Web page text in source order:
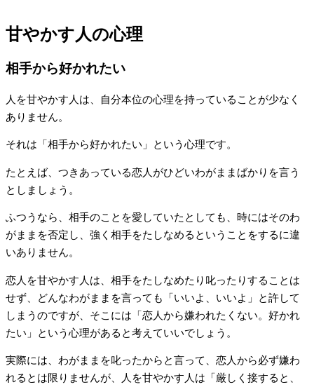
甘やかす人の心理
相手から好かれたい
人を甘やかす人は、自分本位の心理を持っていることが少なく
ありません。
それは「相手から好かれたい」という心理です。
たとえば、つきあっている恋人がひどいわがままばかりを言う
としましょう。
ふつうなら、相手のことを愛していたとしても、時にはそのわ
がままを否定し、強く相手をたしなめるということをするに違
いありません。
恋人を甘やかす人は、相手をたしなめたり叱ったりすることは
せず、どんなわがままを言っても「いいよ、いいよ」と許して
しまうのですが、そこには「恋人から嫌われたくない。好かれ
たい」という心理があると考えていいでしょう。
実際には、わがままを叱ったからと言って、恋人から必ず嫌わ
れるとは限りませんが、人を甘やかす人は「厳しく接すると、